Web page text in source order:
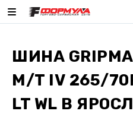
ШИНА
M/T IV 265/
LT WL В